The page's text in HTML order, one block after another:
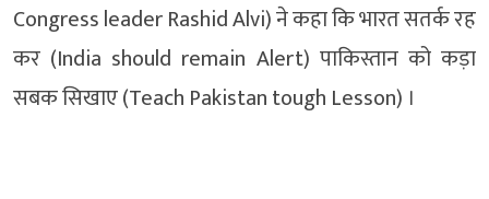
Congress leader Rashid Alvi) ने कहा कि भारत सतर्क रह
कर (India should remain Alert) पाकिस्तान को कड़ा
सबक सिखाए (Teach Pakistan tough Lesson) ।